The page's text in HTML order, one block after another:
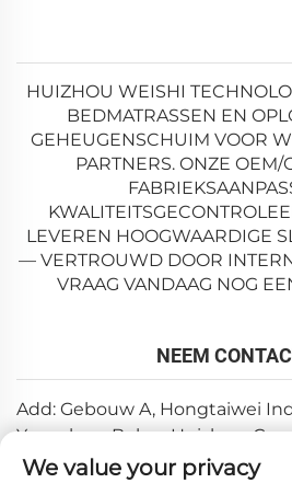
HUIZHOU WEISHI
BEDMATRASSEN EN
GEHEUGENSCHUIM VOOR
PARTNERS. ONZE OEM/
LEVEREN HOOGWAARDIGE
— VERTROUWD DOOR
VRAAG VANDAAG NOG
NEEM
Add: Gebouw A, Hongtaiwei
Yuanzhou, Boluo, Huizhou,
E-mail:[email protected]
We value your privacy